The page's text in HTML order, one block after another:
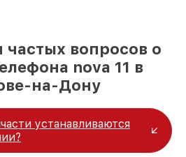
частых вопросов о
nova 11 в
на-Дону
устанавливаются